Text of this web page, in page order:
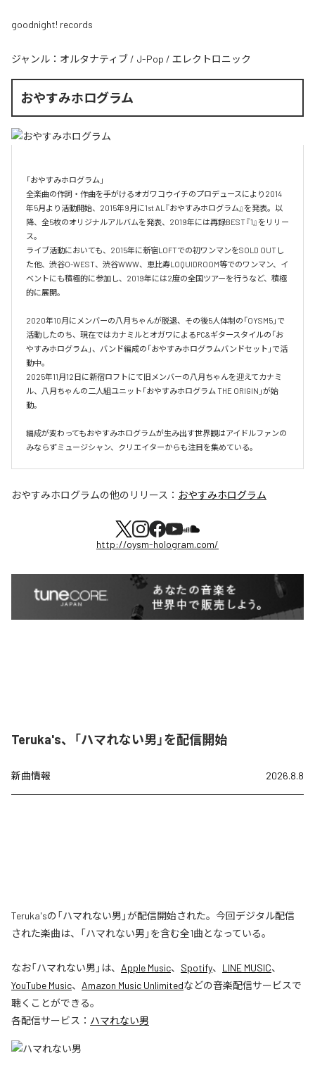
goodnight! records
ジャンル： オルタナティブ / J-Pop / エレクトロニック
おやすみホログラム
「おやすみホログラム」
全楽曲の作詞・作曲を⼿がけるオガワコウイチのプロデュースにより2014
年5⽉より活動開始、2015年9⽉に1st AL『おやすみホログラム』を発表。以
降、全5枚のオリジナルアルバムを発表、2019年には再録BEST『1』をリリー
ス。
ライブ活動においても、2015年に新宿LOFTでの初ワンマンをSOLD OUTし
た他、渋⾕O-WEST、渋⾕WWW、恵⽐寿LOQUIDROOM等でのワンマン、イ
ベントにも積極的に参加し、2019年には2度の全国ツアーを⾏うなど、積極
的に展開。
2020年10月にメンバーの八月ちゃんが脱退、その後5人体制の「OYSM5」で
活動したのち、現在ではカナミルとオガワによるPC&ギタースタイルの「お
やすみホログラム」、バンド編成の「おやすみホログラムバンドセット」で活
動中。
2025年11月12日に新宿ロフトにて旧メンバーの八月ちゃんを迎えてカナミ
ル、八月ちゃんの二人組ユニット「おやすみホログラム THE ORIGIN」が始
動。
編成が変わってもおやすみホログラムが⽣み出す世界観はアイドルファンの
おやすみホログラムの他のリリース： おやすみホログラム
http://oysm-hologram.com/
Teruka's、「ハマれない男」を配信開始
新曲情報 2026.8.8
Teruka'sの「ハマれない男」が配信開始された。今回デジタル配信
された楽曲は、「ハマれない男」を含む全1曲となっている。
なお「ハマれない男 」は、 Apple Music、 Spotify、 LINE MUSIC、
YouTube Music、 Amazon Music Unlimitedなどの音楽配信サービスで
聴くことができる。
各配信サービス： ハマれない男